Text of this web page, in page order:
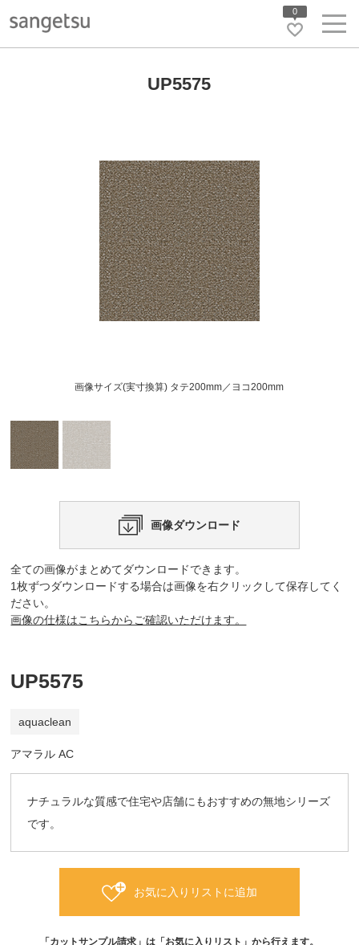
0
UP5575
画像サイズ(実寸換算) タテ200mm／ヨコ200mm
画像ダウンロード
全ての画像がまとめてダウンロードできます。
1枚ずつダウンロードする場合は画像を右クリックして保存してく
ださい。
画像の仕様はこちらからご確認いただけます。
UP5575
aquaclean
アマラル AC
ナチュラルな質感で住宅や店舗にもおすすめの無地シリーズ
です。
お気に入りリストに追加
「カットサンプル請求」は「 お気に入りリスト 」から行えます。